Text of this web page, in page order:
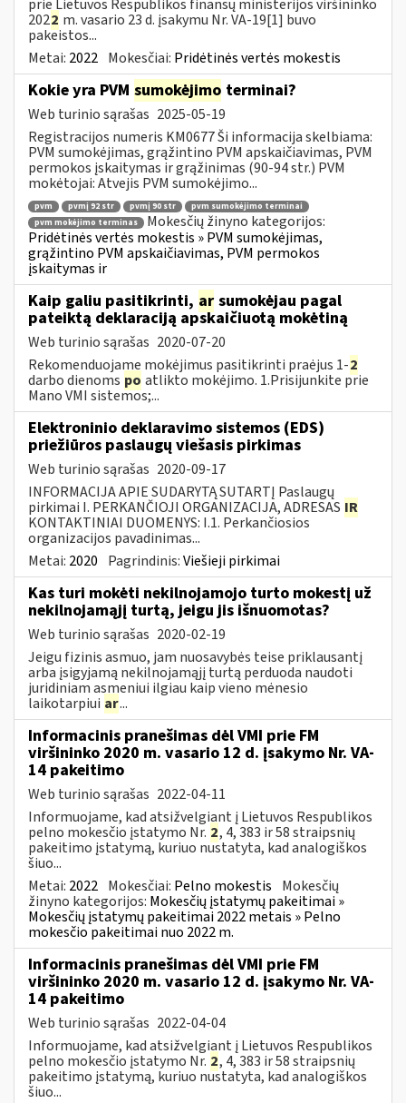
prie Lietuvos Respublikos finansų ministerijos viršininko
2022 m. vasario 23 d. įsakymu Nr. VA-19[1] buvo
pakeistos...
Metai: 2022 Mokesčiai: Pridėtinės vertės mokestis
Kokie yra PVM sumokėjimo terminai?
Web turinio sąrašas 2025-05-19
Registracijos numeris KM0677 Ši informacija skelbiama:
PVM sumokėjimas, grąžintino PVM apskaičiavimas, PVM
permokos įskaitymas ir grąžinimas (90-94 str.) PVM
mokėtojai: Atvejis PVM sumokėjimo...
pvm pvmį 92 str pvmį 90 str
pvm sumokėjimo terminai
pvm mokėjimo terminas
Mokesčių žinyno kategorijos:
Pridėtinės vertės mokestis » PVM sumokėjimas,
grąžintino PVM apskaičiavimas, PVM permokos
įskaitymas ir
Kaip galiu pasitikrinti, ar sumokėjau pagal
pateiktą deklaraciją apskaičiuotą mokėtiną
Web turinio sąrašas 2020-07-20
Rekomenduojame mokėjimus pasitikrinti praėjus 1-2
darbo dienoms po atlikto mokėjimo. 1.Prisijunkite prie
Mano VMI sistemos;...
Elektroninio deklaravimo sistemos (EDS)
priežiūros paslaugų viešasis pirkimas
Web turinio sąrašas 2020-09-17
INFORMACIJA APIE SUDARYTĄ SUTARTĮ Paslaugų
pirkimai I. PERKANČIOJI ORGANIZACIJA, ADRESAS IR
KONTAKTINIAI DUOMENYS: I.1. Perkančiosios
organizacijos pavadinimas...
Metai: 2020 Pagrindinis:Viešieji pirkimai
Kas turi mokėti nekilnojamojo turto mokestį už
nekilnojamąjį turtą, jeigu jis išnuomotas?
Web turinio sąrašas 2020-02-19
Jeigu fizinis asmuo, jam nuosavybės teise priklausantį
arba įsigyjamą nekilnojamąjį turtą perduoda naudoti
juridiniam asmeniui ilgiau kaip vieno mėnesio
laikotarpiui ar...
Informacinis pranešimas dėl VMI prie FM
viršininko 2020 m. vasario 12 d. įsakymo Nr. VA-
14 pakeitimo
Web turinio sąrašas 2022-04-11
Informuojame, kad atsižvelgiant į Lietuvos Respublikos
pelno mokesčio įstatymo Nr. 2, 4, 383 ir 58 straipsnių
pakeitimo įstatymą, kuriuo nustatyta, kad analogiškos
šiuo...
Metai: 2022 Mokesčiai: Pelno mokestis Mokesčių
žinyno kategorijos: Mokesčių įstatymų pakeitimai »
Mokesčių įstatymų pakeitimai 2022 metais » Pelno
mokesčio pakeitimai nuo 2022 m.
Informacinis pranešimas dėl VMI prie FM
viršininko 2020 m. vasario 12 d. įsakymo Nr. VA-
14 pakeitimo
Web turinio sąrašas 2022-04-04
Informuojame, kad atsižvelgiant į Lietuvos Respublikos
pelno mokesčio įstatymo Nr. 2, 4, 383 ir 58 straipsnių
pakeitimo įstatymą, kuriuo nustatyta, kad analogiškos
šiuo...